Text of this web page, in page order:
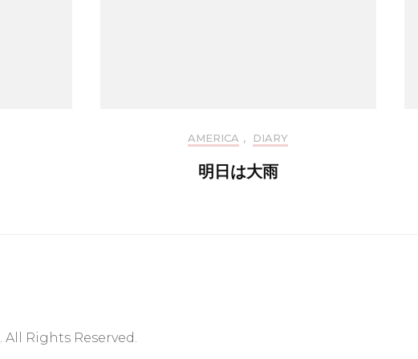
AMERICA , DIARY
明日は大雨
. All Rights Reserved.